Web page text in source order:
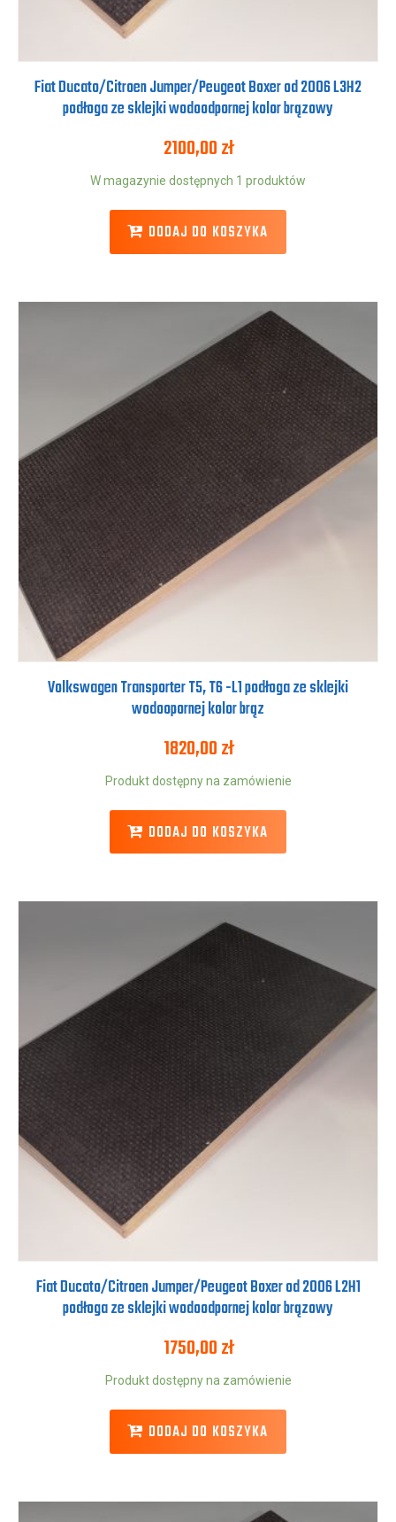
Fiat Ducato/Citroen Jumper/Peugeot Boxer od 2006 L3H2
podłoga ze sklejki wodoodpornej kolor brązowy
2100,00zł
W magazynie dostępnych 1 produktów
DODAJ DO KOSZYKA
Volkswagen Transporter T5, T6 -L1 podłoga ze sklejki
wodoopornej kolor brąz
1820,00zł
Produkt dostępny na zamówienie
DODAJ DO KOSZYKA
Fiat Ducato/Citroen Jumper/Peugeot Boxer od 2006 L2H1
podłoga ze sklejki wodoodpornej kolor brązowy
1750,00zł
Produkt dostępny na zamówienie
DODAJ DO KOSZYKA